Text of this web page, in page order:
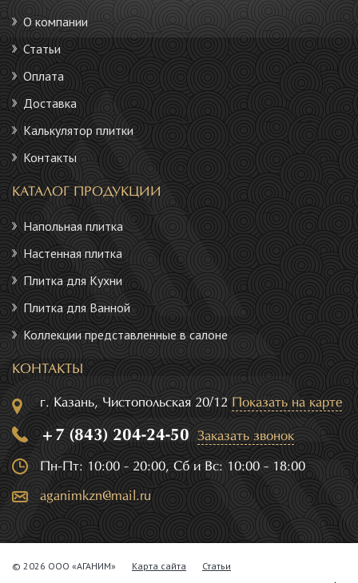
О компании
Статьи
Оплата
Доставка
Калькулятор плитки
Контакты
КАТАЛОГ ПРОДУКЦИИ
Напольная плитка
Настенная плитка
Плитка для Кухни
Плитка для Ванной
Коллекции представленные в салоне
КОНТАКТЫ
г. Казань, Чистопольская 20/12 Показать на карте
+7 (843) 204-24-50 Заказать звонок
Пн-Пт: 10:00 - 20:00, Сб и Вс: 10:00 - 18:00
aganimkzn@mail.ru
© 2026 ООО «АГАНИМ» Карта сайта Статьи